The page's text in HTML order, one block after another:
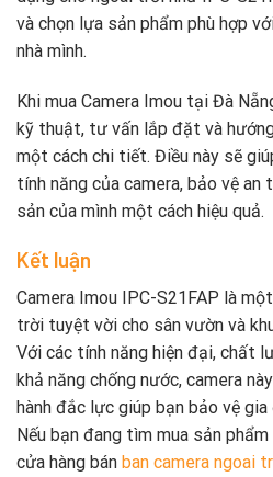
và chọn lựa sản phẩm phù hợp
nhà mình.
Khi mua Camera Imou tại Đà
kỹ thuật, tư vấn lắp đặt và
một cách chi tiết. Điều này sẽ
tính năng của camera, bảo vệ an
sản của mình một cách hiệu quả.
Kết luận
Camera Imou IPC-S21FAP là
trời tuyệt vời cho sân vườn và
Với các tính năng hiện đại, chất
khả năng chống nước, camera
hành đắc lực giúp bạn bảo vệ
Nếu bạn đang tìm mua sản
cửa hàng bán ban camera ngoai